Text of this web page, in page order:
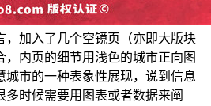
，加入了几个空镜页（亦即大版块
内页的细节用浅色的城市正向图
城市的一种表象性展现，说到信息
时候需要用图表或者数据来阐